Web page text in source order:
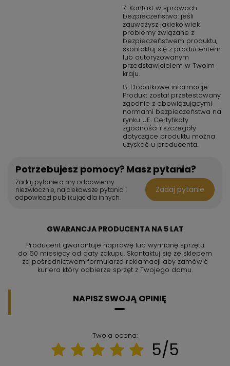
7. Kontakt w sprawach
bezpieczeństwa: jeśli
zauważysz jakiekolwiek
problemy związane z
bezpieczeństwem produktu,
skontaktuj się z producentem
lub autoryzowanym
przedstawicielem w Twoim
kraju.
8. Dodatkowe informacje:
Produkt został przetestowany
zgodnie z obowiązującymi
normami bezpieczeństwa na
rynku UE. Certyfikaty
zgodności i szczegóły
dotyczące produktu można
uzyskać u producenta.
Potrzebujesz pomocy? Masz pytania?
Zadaj pytanie a my odpowiemy
niezwłocznie, najciekawsze pytania i
odpowiedzi publikując dla innych.
Zadaj pytanie
GWARANCJA PRODUCENTA NA 5 LAT
Producent gwarantuje naprawę lub wymianę sprzętu
do 60 miesięcy od daty zakupu. Skontaktuj się ze sklepem
za pośrednictwem formularza reklamacji aby zamówić
kuriera który odbierze sprzęt z Twojego domu.
NAPISZ SWOJĄ OPINIĘ
Twoja ocena:
5/5